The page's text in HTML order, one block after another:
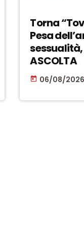
Torna
Pesa
ASCOLTA
today 06/08/2026